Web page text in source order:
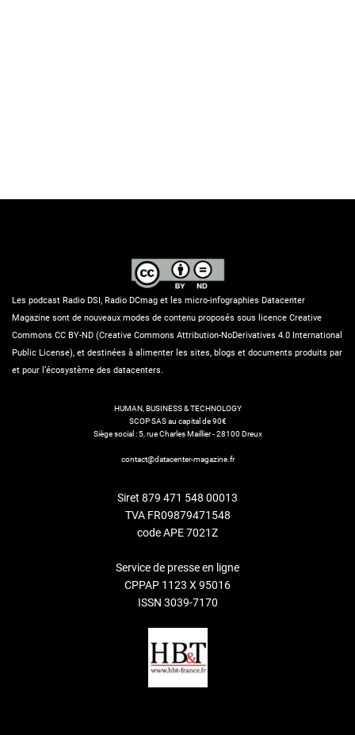
Les podcast Radio DSI, Radio DCmag et les micro-infographies Datacenter
Magazine sont de nouveaux modes de contenu proposés sous licence Creative
Commons CC BY-ND (Creative Commons Attribution-NoDerivatives 4.0 International
Public License), et destinées à alimenter les sites, blogs et documents produits par
et pour l’écosystème des datacenters.
HUMAN, BUSINESS & TECHNOLOGY
SCOP SAS au capital de 90€
Siège social : 5, rue Charles Maillier - 28100 Dreux
contact@datacenter-magazine.fr
Siret 879 471 548 00013
TVA FR09879471548
code APE 7021Z
Service de presse en ligne
CPPAP 1123 X 95016
ISSN 3039-7170